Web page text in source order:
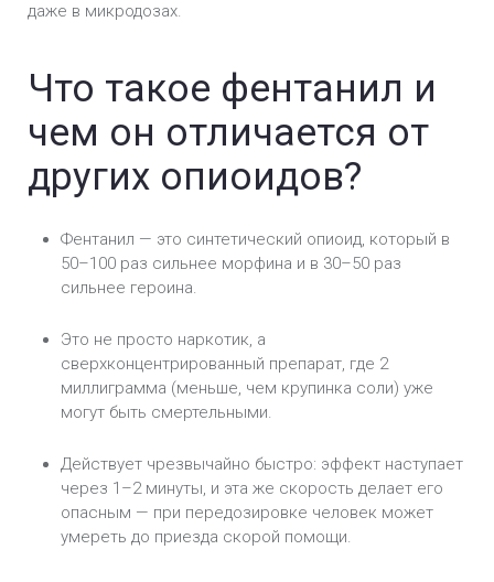
даже в микродозах.
Что такое фентанил и
чем он отличается от
других опиоидов?
Фентанил — это синтетический опиоид, который в
50–100 раз сильнее морфина и в 30–50 раз
сильнее героина.
Это не просто наркотик, а
сверхконцентрированный препарат, где 2
миллиграмма (меньше, чем крупинка соли) уже
могут быть смертельными.
Действует чрезвычайно быстро: эффект наступает
через 1–2 минуты, и эта же скорость делает его
опасным — при передозировке человек может
умереть до приезда скорой помощи.